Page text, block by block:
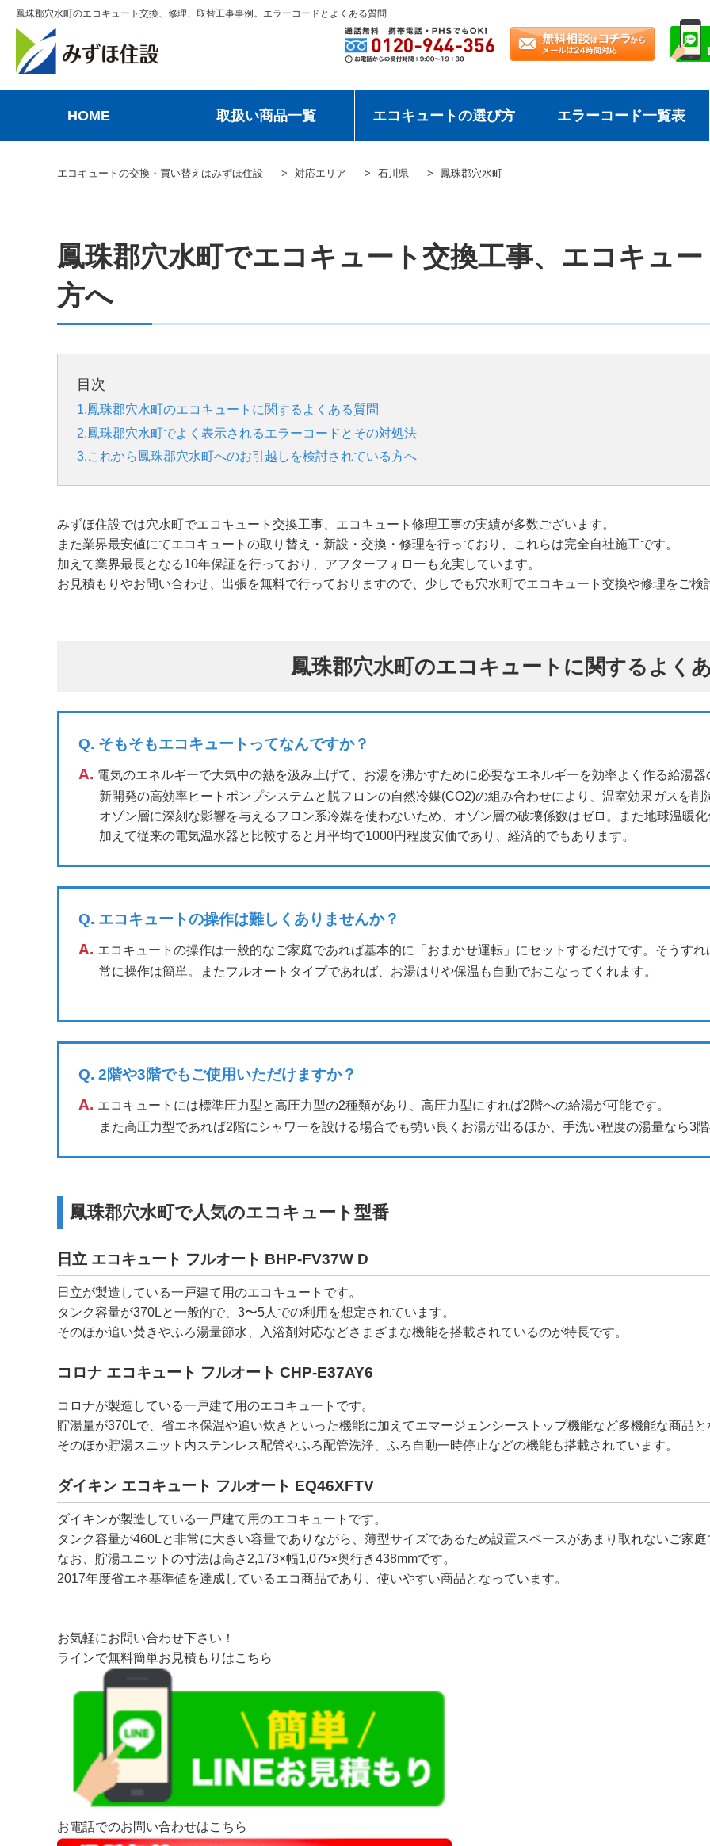
鳳珠郡穴水町のエコキュート交換、修理、取替工事事例。エラーコードとよくある質問
HOME 取扱い商品一覧 エコキュートの選び方 エラーコード一覧表
エコキュートの交換・買い替えはみずほ住設 対応エリア 石川県 鳳珠郡穴水町
鳳珠郡穴水町でエコキュート交換工事、エコキュ
方へ
目次
1.鳳珠郡穴水町のエコキュートに関するよくある質問
2.鳳珠郡穴水町でよく表示されるエラーコードとその対処法
3.これから鳳珠郡穴水町へのお引越しを検討されている方へ
みずほ住設では穴水町でエコキュート交換工事、エコキュート修理工事の実績が多数ございます。
また業界最安値にてエコキュートの取り替え・新設・交換・修理を行っており、これらは完全自社施工です。
加えて業界最長となる10年保証を行っており、アフターフォローも充実しています。
お見積もりやお問い合わせ、出張を無料で行っておりますので、少しでも穴水町でエコキュート交換や修理をご検
鳳珠郡穴水町のエコキュートに関するよく
Q. そもそもエコキュートってなんですか？
A. 電気のエネルギーで大気中の熱を汲み上げて、お湯を沸かすために必要なエネルギーを効率よく作る給湯器
新開発の高効率ヒートポンプシステムと脱フロンの自然冷媒(CO2)の組み合わせにより、温室効果ガスを削
オゾン層に深刻な影響を与えるフロン系冷媒を使わないため、オゾン層の破壊係数はゼロ。また地球温暖化
加えて従来の電気温水器と比較すると月平均で1000円程度安価であり、経済的でもあります。
Q. エコキュートの操作は難しくありませんか？
A. エコキュートの操作は一般的なご家庭であれば基本的に「おまかせ運転」にセットするだけです。そうす
常に操作は簡単。またフルオートタイプであれば、お湯はりや保温も自動でおこなってくれます。
Q. 2階や3階でもご使用いただけますか？
A. エコキュートには標準圧力型と高圧力型の2種類があり、高圧力型にすれば2階への給湯が可能です。
また高圧力型であれば2階にシャワーを設ける場合でも勢い良くお湯が出るほか、手洗い程度の湯量なら3階
鳳珠郡穴水町で人気のエコキュート型番
日立 エコキュート フルオート BHP-FV37W D
日立が製造している一戸建て用のエコキュートです。
タンク容量が370Lと一般的で、3〜5人での利用を想定されています。
そのほか追い焚きやふろ湯量節水、入浴剤対応などさまざまな機能を搭載されているのが特長です。
コロナ エコキュート フルオート CHP-E37AY6
コロナが製造している一戸建て用のエコキュートです。
貯湯量が370Lで、省エネ保温や追い炊きといった機能に加えてエマージェンシーストップ機能など多機能な商品と
そのほか貯湯スニット内ステンレス配管やふろ配管洗浄、ふろ自動一時停止などの機能も搭載されています。
ダイキン エコキュート フルオート EQ46XFTV
ダイキンが製造している一戸建て用のエコキュートです。
タンク容量が460Lと非常に大きい容量でありながら、薄型サイズであるため設置スペースがあまり取れないご家庭
なお、貯湯ユニットの寸法は高さ2,173×幅1,075×奥行き438mmです。
2017年度省エネ基準値を達成しているエコ商品であり、使いやすい商品となっています。
お気軽にお問い合わせ下さい！
ラインで無料簡単お見積もりはこちら
お電話でのお問い合わせはこちら